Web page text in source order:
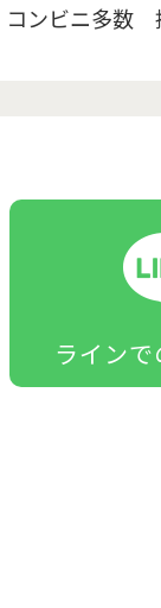
コンビニ多数
ライン